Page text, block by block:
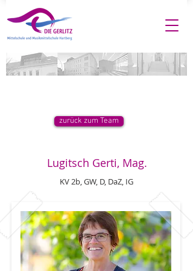
zurück zum Team
Lugitsch Gerti, Mag.
KV 2b, GW, D, DaZ, IG